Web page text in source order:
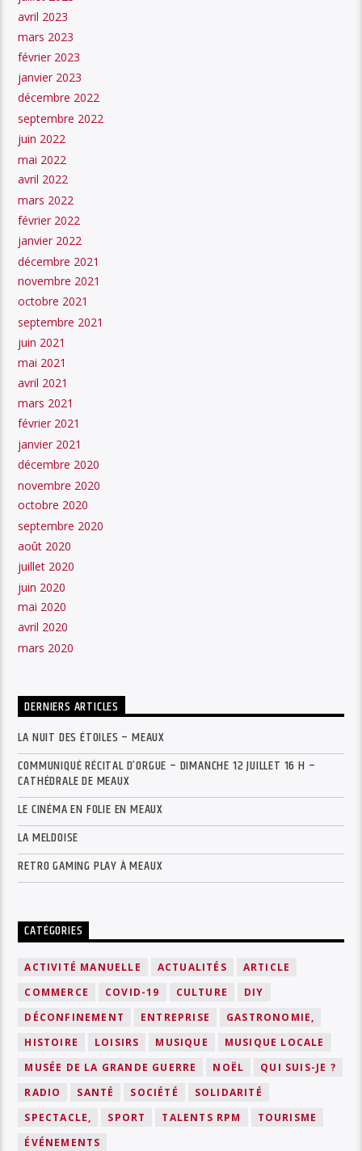
avril 2023
mars 2023
février 2023
janvier 2023
décembre 2022
septembre 2022
juin 2022
mai 2022
avril 2022
mars 2022
février 2022
janvier 2022
décembre 2021
novembre 2021
octobre 2021
septembre 2021
juin 2021
mai 2021
avril 2021
mars 2021
février 2021
janvier 2021
décembre 2020
novembre 2020
octobre 2020
septembre 2020
août 2020
juillet 2020
juin 2020
mai 2020
avril 2020
mars 2020
DERNIERS ARTICLES
LA NUIT DES ÉTOILES – MEAUX
COMMUNIQUÉ RÉCITAL D’ORGUE – DIMANCHE 12 JUILLET 16 H –
CATHÉDRALE DE MEAUX
LE CINÉMA EN FOLIE EN MEAUX
LA MELDOISE
RETRO GAMING PLAY À MEAUX
CATÉGORIES
ACTIVITÉ MANUELLE ACTUALITÉS
ARTICLE
COMMERCE
COVID-19 CULTURE
DIY
DÉCONFINEMENT
ENTREPRISE
GASTRONOMIE,
HISTOIRE
LOISIRS MUSIQUE
MUSIQUE LOCALE
MUSÉE DE LA GRANDE GUERRE
NOËL
QUI SUIS-JE ?
RADIO
SANTÉ SOCIÉTÉ
SOLIDARITÉ
SPECTACLE,
SPORT TALENTS RPM
TOURISME
ÉVÉNEMENTS